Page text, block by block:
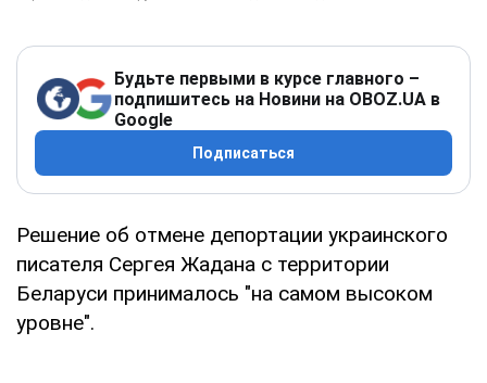
Будьте первыми в курсе главного –
подпишитесь на Новини на OBOZ.UA в
Google
Подписаться
Решение об отмене депортации украинского
писателя Сергея Жадана с территории
Беларуси принималось "на самом высоком
уровне".